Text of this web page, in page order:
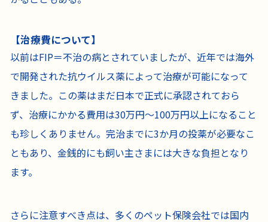
【治療費について】
以前はFIP＝不治の病とされていましたが、近年では海外
で開発された抗ウイルス薬によって治療が可能になって
きました。この薬はまだ日本で正式に承認されておら
ず、治療にかかる費用は30万円〜100万円以上になること
も珍しくありません。完治までに3か月の投薬が必要なこ
ともあり、金銭的にも飼い主さまには大きな負担となり
ます。
さらに注意すべき点は、多くのペット保険会社では国内